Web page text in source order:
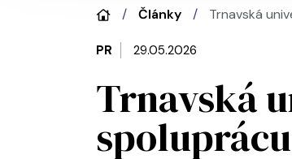
Články Trnavská
PR 29.05.2026
Trnavská